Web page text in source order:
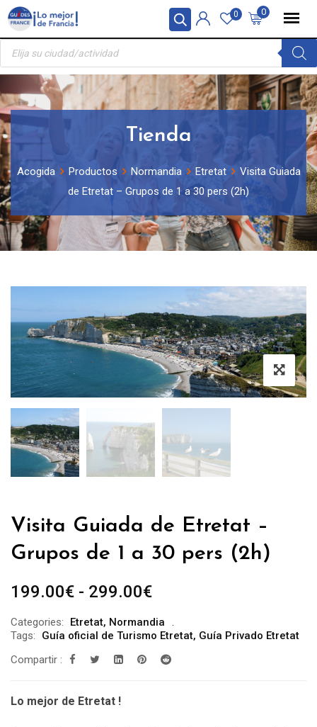
Panel de gestión de cookies
Skip
content
0
0
Búsqueda
productos
Tienda
Acogida Productos Normandia Etretat
Visita Guiada
de Etretat – Grupos de 1 a 30 pers (2h)
Visita Guiada de Etretat –
Grupos de 1 a 30 pers (2h)
199.00€ - 299.00€Rango
precios:
desde
199.00€
Categories: Etretat, Normandia
Tags:
Guía oficial de Turismo Etretat, Guía Privado Etretat
Compartir :
Lo mejor de Etretat !